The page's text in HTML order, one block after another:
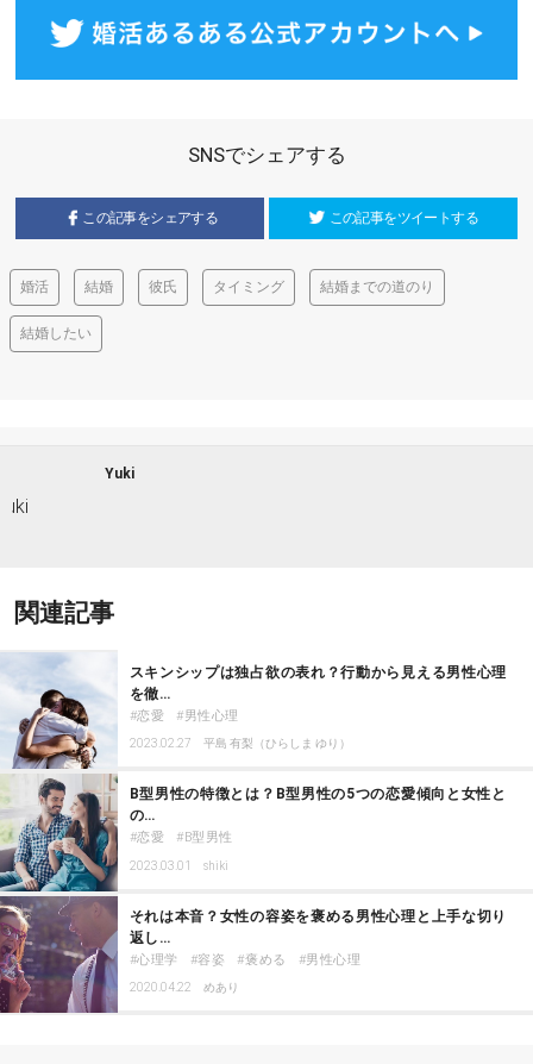
SNSでシェアする
この記事をシェアする この記事をツイートする
婚活 結婚 彼氏 タイミング 結婚までの道のり
結婚したい
Yuki
関連記事
スキンシップは独占欲の表れ？行動から見える男性心理
を徹…
恋愛 男性心理
2023.02.27 平島 有梨（ひらしま ゆり）
B型男性の特徴とは？B型男性の5つの恋愛傾向と女性と
の…
恋愛 B型男性
2023.03.01 shiki
それは本音？女性の容姿を褒める男性心理と上手な切り
返し…
心理学 容姿 褒める 男性心理
2020.04.22 めあり